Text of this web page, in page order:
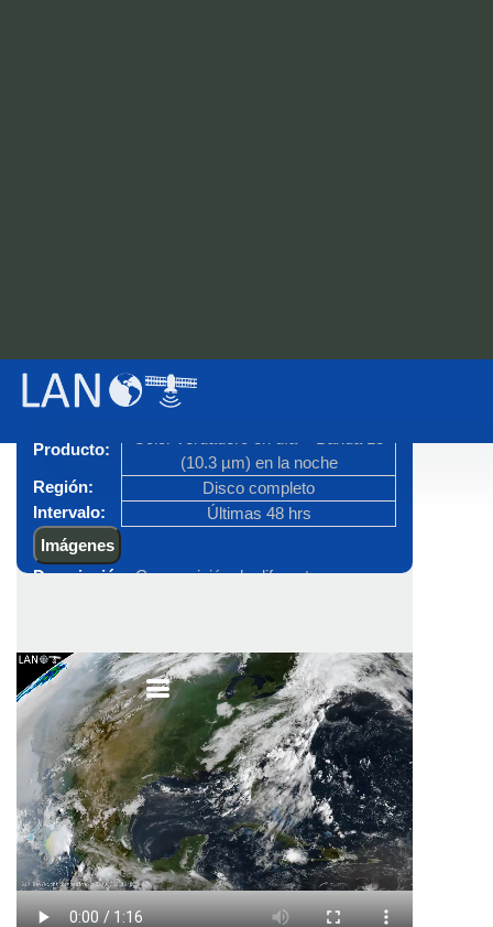
Satélite:
Sensor:
Producto:
(10.3 µm) en la noche
Región:
Disco completo
Intervalo:
Últimas 48 hrs
Imágenes
Descripción:Composición de diferentes
permite ver las imágenes como si fueran vistos
con los ojos humanos desde el espacio. En la
noche se observa la Banda 13 (10.3 µm) que
resalta la temperatura del tope de las nubes altas
en diferentes colores, y de fondo se encuentran
las luces de las ciudades que provienen de una
base de datos estática derivada de VIIRS.